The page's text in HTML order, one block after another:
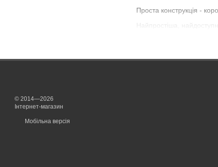
Проста конструкція -
Найпростіша,
© 2014—2026
Інтернет-магазин
Мобільна версія